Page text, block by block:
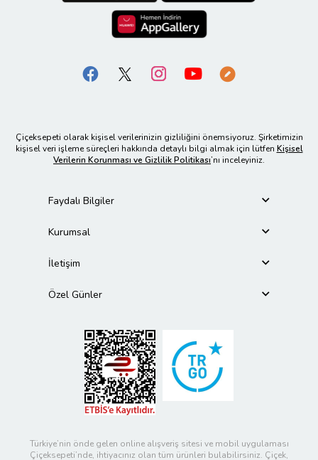
Çiçeksepeti olarak kişisel verilerinizin gizliliğini önemsiyoruz. Şirketimizin
kişisel veri işleme süreçleri hakkında detaylı bilgi almak için lütfen Kişisel
Verilerin Korunması ve Gizlilik Politikası’nı inceleyiniz.
Faydalı Bilgiler
Kurumsal
İletişim
Özel Günler
Türkiye’nin önde gelen online alışveriş sitesi ve mobil uygulaması
Çiçeksepeti’nde, ihtiyacınız olan tüm ürünleri bulabilirsiniz. Çiçek,